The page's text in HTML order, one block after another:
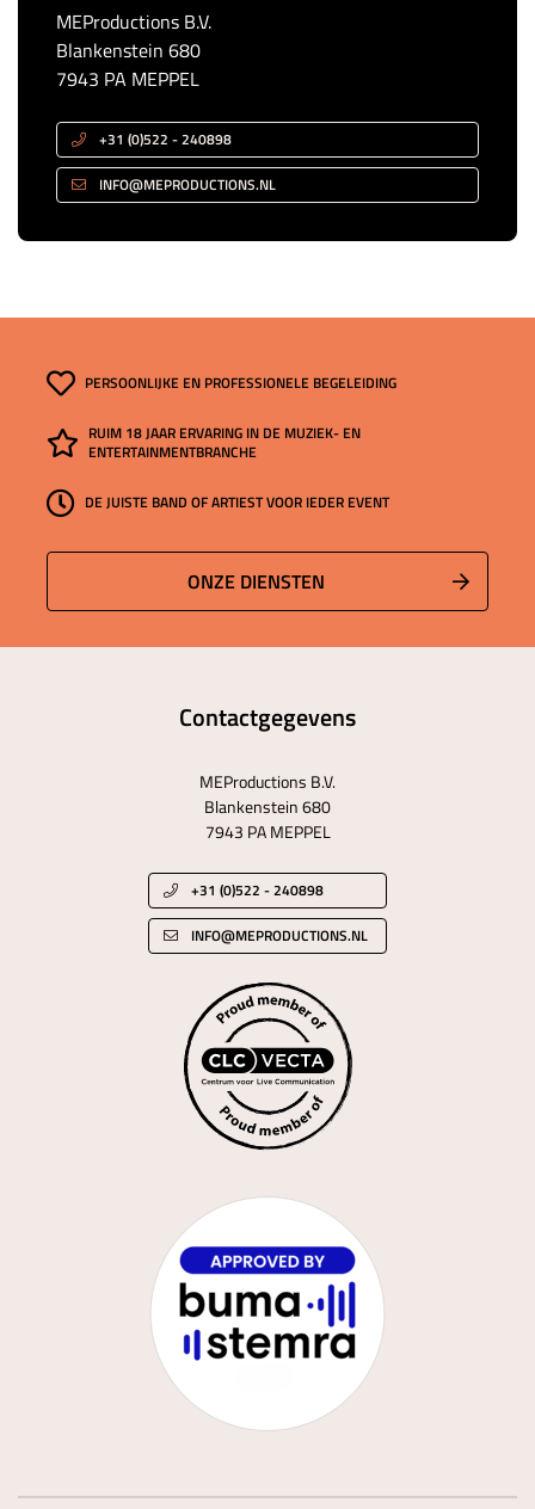
MEProductions B.V.
Blankenstein 680
7943 PA MEPPEL
+31 (0)522 - 240898
INFO@MEPRODUCTIONS.NL
PERSOONLIJKE EN PROFESSIONELE BEGELEIDING
RUIM 18 JAAR ERVARING IN DE MUZIEK- EN
ENTERTAINMENTBRANCHE
DE JUISTE BAND OF ARTIEST VOOR IEDER EVENT
ONZE DIENSTEN
Contactgegevens
MEProductions B.V.
Blankenstein 680
7943 PA MEPPEL
+31 (0)522 - 240898
INFO@MEPRODUCTIONS.NL